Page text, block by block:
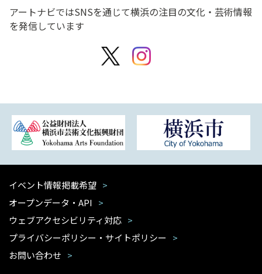
アートナビではSNSを通じて横浜の注目の文化・芸術情報
を発信しています
イベント情報掲載希望
オープンデータ・API
ウェブアクセシビリティ対応
プライバシーポリシー・サイトポリシー
お問い合わせ